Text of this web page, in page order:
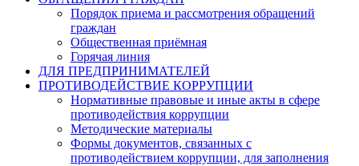
Порядок приема и рассмотрения обращений
граждан
Общественная приёмная
Горячая линия
ДЛЯ ПРЕДПРИНИМАТЕЛЕЙ
ПРОТИВОДЕЙСТВИЕ КОРРУПЦИИ
Нормативные правовые и иные акты в сфере
противодействия коррупции
Методические материалы
Формы документов, связанных с
противодействием коррупции, для заполнения